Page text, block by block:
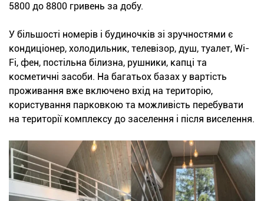
5800 до 8800 гривень за добу.
У більшості номерів і будиночків зі зручностями є
кондиціонер, холодильник, телевізор, душ, туалет, Wi-
Fi, фен, постільна білизна, рушники, капці та
косметичні засоби. На багатьох базах у вартість
проживання вже включено вхід на територію,
користування парковкою та можливість перебувати
на території комплексу до заселення і після виселення.